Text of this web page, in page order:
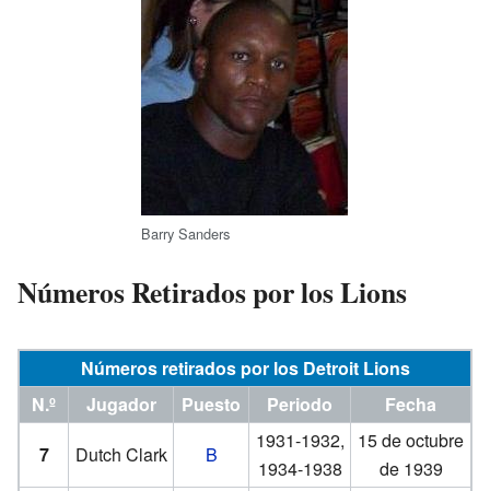
Barry Sanders
Números Retirados por los Lions
Números retirados por los Detroit Lions
N.º
Jugador Puesto Periodo
Fecha
7
Dutch Clark B
1931-1932,
1934-1938
15 de octubre
de 1939